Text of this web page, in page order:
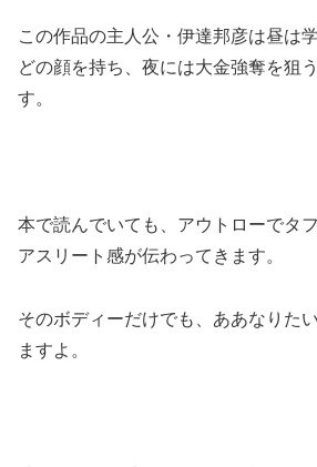
この作品の主人公・伊達邦彦は昼は
どの顔を持ち、夜には大金強奪を狙
す。
本で読んでいても、アウトローでタ
アスリート感が伝わってきます。
そのボディーだけでも、ああなりた
ますよ。